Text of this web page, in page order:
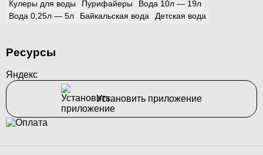
Кулеры для воды Пурифайеры
Вода 10л — 19л
Вода 0,25л — 5л
Байкальская вода Детская вода
Ресурсы
Яндекс
Установить приложение